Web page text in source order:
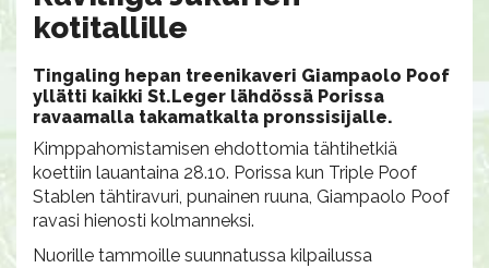
kotitallille
Tingaling hepan treenikaveri Giampaolo Poof
yllätti kaikki St.Leger lähdössä Porissa
ravaamalla takamatkalta pronssisijalle.
Kimppahomistamisen ehdottomia tähtihetkiä
koettiin lauantaina 28.10. Porissa kun Triple Poof
Stablen tähtiravuri, punainen ruuna, Giampaolo Poof
ravasi hienosti kolmanneksi.
Nuorille tammoille suunnatussa kilpailussa